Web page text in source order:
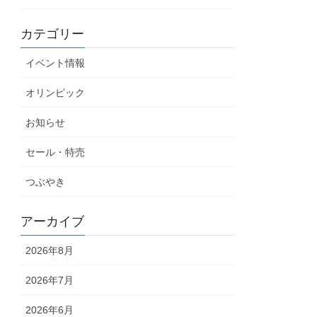
カテゴリー
イベント情報
オリンピック
お知らせ
セール・特売
つぶやき
アーカイブ
2026年8月
2026年7月
2026年6月